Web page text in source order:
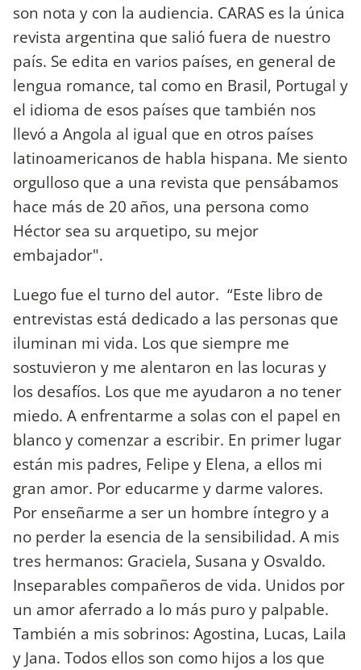
son nota y con la audiencia. CARAS es la única
revista argentina que salió fuera de nuestro
país. Se edita en varios países, en general de
lengua romance, tal como en Brasil, Portugal y
el idioma de esos países que también nos
llevó a Angola al igual que en otros países
latinoamericanos de habla hispana. Me siento
orgulloso que a una revista que pensábamos
hace más de 20 años, una persona como
Héctor sea su arquetipo, su mejor
embajador".
Luego fue el turno del autor. “Este libro de
entrevistas está dedicado a las personas que
iluminan mi vida. Los que siempre me
sostuvieron y me alentaron en las locuras y
los desafíos. Los que me ayudaron a no tener
miedo. A enfrentarme a solas con el papel en
blanco y comenzar a escribir. En primer lugar
están mis padres, Felipe y Elena, a ellos mi
gran amor. Por educarme y darme valores.
Por enseñarme a ser un hombre íntegro y a
no perder la esencia de la sensibilidad. A mis
tres hermanos: Graciela, Susana y Osvaldo.
Inseparables compañeros de vida. Unidos por
un amor aferrado a lo más puro y palpable.
También a mis sobrinos: Agostina, Lucas, Laila
y Jana. Todos ellos son como hijos a los que